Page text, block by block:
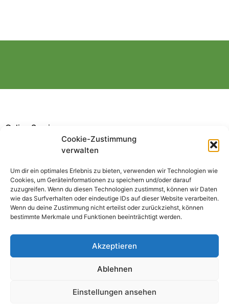
Cookie-Zustimmung
verwalten
Um dir ein optimales Erlebnis zu bieten, verwenden wir Technologien wie
Cookies, um Geräteinformationen zu speichern und/oder darauf
zuzugreifen. Wenn du diesen Technologien zustimmst, können wir Daten
wie das Surfverhalten oder eindeutige IDs auf dieser Website verarbeiten.
Wenn du deine Zustimmung nicht erteilst oder zurückziehst, können
bestimmte Merkmale und Funktionen beeinträchtigt werden.
Akzeptieren
Ablehnen
Einstellungen ansehen
Online Service
Downloads GdP App Pers. Daten